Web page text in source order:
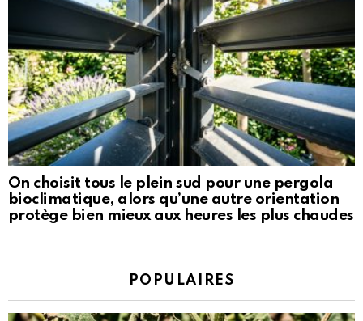
On choisit tous le plein sud pour une pergola
bioclimatique, alors qu’une autre orientation
protège bien mieux aux heures les plus chaudes
POPULAIRES